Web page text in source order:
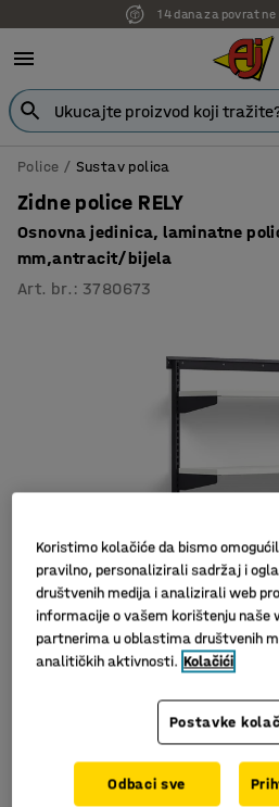
14 dana za povrat
Police Sustav polica
Zidne police RELY
Osnovna jedinica, laminatne
mm,antracit/bijela
Art. br. : 3780673
Koristimo kolačiće da bismo
pravilno, personalizirali sadržaj i
društvenih medija i analizirali web
informacije o vašem korištenju naše
partnerima u oblastima društvenih
analitičkih aktivnosti. Kolačići
Postavke
Odbaci sve